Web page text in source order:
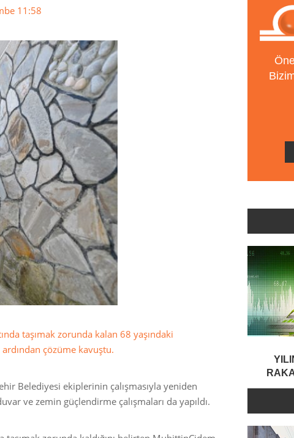
11:58
taşımak zorunda kalan 68 yaşındaki
ardından çözüme kavuştu.
Belediyesi ekiplerinin çalışmasıyla yeniden
ve zemin güçlendirme çalışmaları da yapıldı.